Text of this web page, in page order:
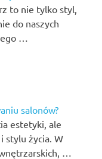
to nie tylko styl,
do naszych
…
salonów?
estetyki, ale
stylu życia. W
…